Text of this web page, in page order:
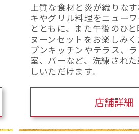
上質な食材と炎が織りな
キやグリル料理をニュー
とともに、また午後のひ
ヌーンセットをお楽しみ
プンキッチンやテラス、
室、バーなど、洗練され
しいただけます。
店舗詳細